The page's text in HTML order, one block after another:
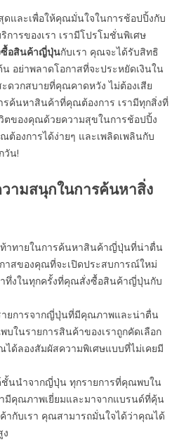
และเพื่อให้คุณมั่นใจในการช้อปปิ้งกับ
การของเรา เรามีโปรโมชั่นพิเศษ
ซื้อสินค้าญี่ปุ่นกับเรา คุณจะได้รับสิทธิ
อย่าพลาดโอกาสที่จะประหยัดเงินใน
ดวกสบายที่คุณคาดหวัง ไม่ต้องเสีย
รค้นหาสินค้าที่คุณต้องการ เรามีทุกสิ่งที่
ตของคุณด้วยความสุขในการช้อปปิ้ง
องการได้ง่ายๆ และเพลิดเพลินกับ
วัน!
ามสนุกในการค้นหาสิ่ง
าทายในการค้นหาสินค้าญี่ปุ่นที่น่าตื่น
าสของคุณที่จะเปิดประสบการณ์ใหม่
ทึ่งในทุกครั้งที่คุณสั่งซื้อสินค้าญี่ปุ่นกับ
ายการจากญี่ปุ่นที่มีคุณภาพและน่าตื่น
บในรายการสินค้าของเราถูกคัดเลือก
ได้ลองสัมผัสความพิเศษแบบที่ไม่เคยมี
ชั้นนำจากญี่ปุ่น ทุกรายการที่คุณพบใน
มีคุณภาพเยี่ยมและมาจากแบรนด์ที่คุ้น
ากับเรา คุณสามารถมั่นใจได้ว่าคุณได้